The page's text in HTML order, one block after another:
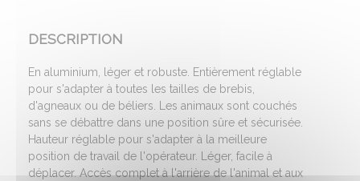
DESCRIPTION
En aluminium, léger et robuste. Entièrement réglable
pour s'adapter à toutes les tailles de brebis,
d'agneaux ou de béliers. Les animaux sont couchés
sans se débattre dans une position sûre et sécurisée.
Hauteur réglable pour s'adapter à la meilleure
position de travail de l'opérateur. Léger, facile à
déplacer. Accès complet à l'arrière de l'animal et aux